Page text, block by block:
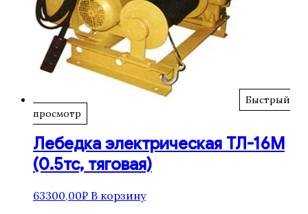
Быстрый
просмотр
Лебедка электрическая ТЛ-16М
(0.5тс, тяговая)
63300,00₽ В корзину